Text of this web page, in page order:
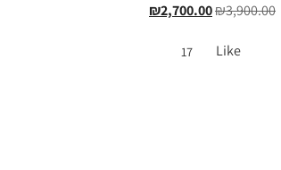
₪3,900.00
₪2,700.00
Like
17